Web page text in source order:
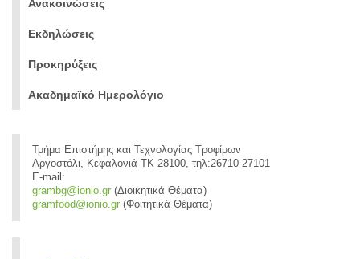
Ανακοινώσεις
Εκδηλώσεις
Προκηρύξεις
Ακαδημαϊκό Ημερολόγιο
Τμήμα Επιστήμης και Τεχνολογίας Τροφίμων
Αργοστόλι, Κεφαλονιά ΤΚ 28100, τηλ:26710-27101
E-mail:
grambg@ionio.gr (Διοικητικά Θέματα)
gramfood@ionio.gr (Φοιτητικά Θέματα)